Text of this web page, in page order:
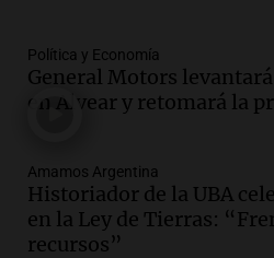
Audio.Historiador de
marcha atrás en la
“Frenamos un
Audio.Ahyre estuvo
Federal Sancor
nuevo tema a Cadena
Política y Economía
General Motors
en Alvear y retomará la
Amamos Argentina
Historiador de la UBA
en la Ley de Tierras:
recursos”